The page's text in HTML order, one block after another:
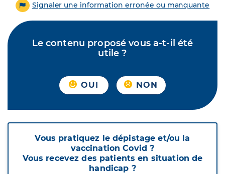
Signaler une information erronée ou manquante
Le contenu proposé vous a-t-il été
utile ?
OUI NON
Vous pratiquez le dépistage et/ou la
vaccination Covid ?
Vous recevez des patients en situation de
handicap ?